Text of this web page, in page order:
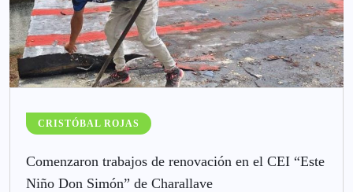
CRISTÓBAL ROJAS
Comenzaron trabajos de renovación en el CEI “Este
Niño Don Simón” de Charallave